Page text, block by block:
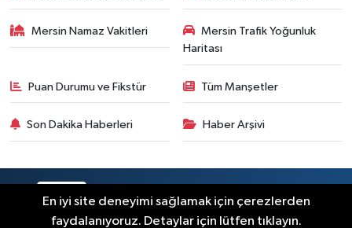
Mersin Namaz Vakitleri
Mersin Trafik Yoğunluk
Haritası
Puan Durumu ve Fikstür Tüm Manşetler
Son Dakika Haberleri Haber Arşivi
En iyi site deneyimi sağlamak için çerezlerden
faydalanıyoruz. Detaylar için lütfen tıklayın.